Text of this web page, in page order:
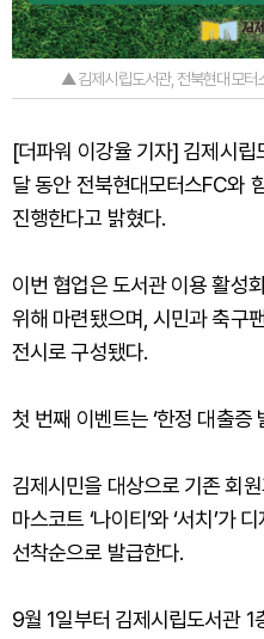
▲ 김제시립도서관, 전북현대모터
[더파워 이강율 기자] 김제시
달 동안 전북현대모터스FC와
진행한다고 밝혔다.
이번 협업은 도서관 이용 활성
위해 마련됐으며, 시민과 축구
전시로 구성됐다.
첫 번째 이벤트는 ‘한정 대출증
김제시민을 대상으로 기존 회
마스코트 ‘나이티’와 ‘서치’가
선착순으로 발급한다.
9월 1일부터 김제시립도서관